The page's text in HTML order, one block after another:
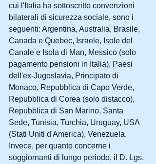
cui l'Italia ha sottoscritto convenzioni
bilaterali di sicurezza sociale, sono i
seguenti: Argentina, Australia, Brasile,
Canada e Quebec, Israele, Isole del
Canale e Isola di Man, Messico (solo
pagamento pensioni in Italia), Paesi
dell'ex-Jugoslavia, Principato di
Monaco, Repubblica di Capo Verde,
Repubblica di Corea (solo distacco),
Repubblica di San Marino, Santa
Sede, Tunisia, Turchia, Uruguay, USA
(Stati Uniti d'America), Venezuela.
Invece, per quanto concerne i
soggiornanti di lungo periodo, il D. Lgs.